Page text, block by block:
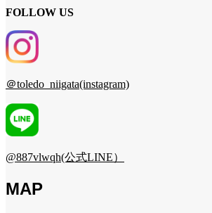
FOLLOW US
＠toledo_niigata(instagram)
@887vlwqh(公式LINE）
MAP